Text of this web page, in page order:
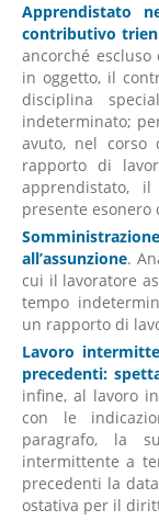
Apprendistato
contributivo
ancorché escluso
in oggetto, il
disciplina
indeterminato;
avuto, nel corso
rapporto di
apprendistato,
presente
all’assunzione.
cui il lavoratore
tempo
un rapporto di
Lavoro
precedenti:
infine, al lavoro
con le
paragrafo, la
intermittente a
precedenti la
ostativa per il